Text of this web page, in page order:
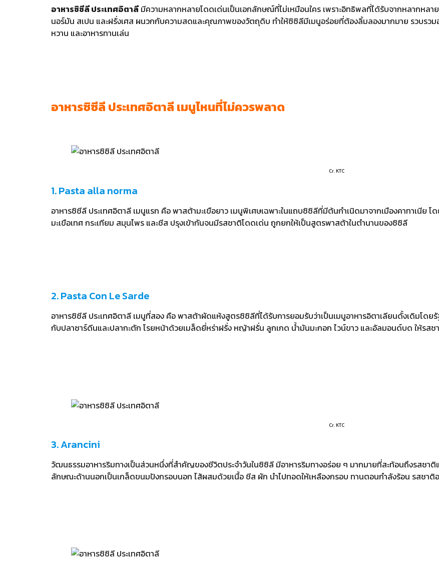
อาหารซิซีลี ประเทศอิตาลี มีความหลากหลายโดดเด่นเป็นเอกลักษณ์ที่ไม่เหมือนใคร เพราะอิทธิพลที่ได้รับจากหลากหล
นอร์มัน สเปน และฝรั่งเศส ผนวกกับความสดและคุณภาพของวัตถุดิบ ทำให้ซิซิลีมีเมนูอร่อยที่ต้องลิ้มลองมากมาย รวบรว
หวาน และอาหารทานเล่น
อาหารซิซีลี ประเทศอิตาลี เมนูไหนที่ไม่ควรพลาด
Cr. KTC
1. Pasta alla norma
อาหารซิซีลี ประเทศอิตาลี เมนูแรก คือ พาสต้ามะเขือยาว เมนูพิเศษเฉพาะในแถบซิซิลีที่มีต้นกำเนิดมาจากเมืองคาทาเนีย
มะเขือเทศ กระเทียม สมุนไพร และชีส ปรุงเข้ากันจนมีรสชาติโดดเด่น ถูกยกให้เป็นสูตรพาสต้าในตำนานของซิซิลี
2. Pasta Con Le Sarde
อาหารซิซีลี ประเทศอิตาลี เมนูที่สอง คือ พาสต้าผัดแห้งสูตรซิซิลีที่ได้รับการยอมรับว่าเป็นเมนูอาหารอิตาเลียนดั้งเดิมโ
กับปลาซาร์ดีนและปลากะตัก โรยหน้าด้วยเมล็ดยี่หร่าฝรั่ง หญ้าฝรั่น ลูกเกด น้ำมันมะกอก ไวน์ขาว และอัลมอนด์บด ให้รส
Cr. KTC
3. Arancini
วัฒนธรรมอาหารริมทางเป็นส่วนหนึ่งที่สำคัญของชีวิตประจำวันในซิซิลี มีอาหารริมทางอร่อย ๆ มากมายที่สะท้อนถึงรสช
ลักษณะด้านนอกเป็นเกล็ดขนมปังกรอบนอก ไส้ผสมด้วยเนื้อ ชีส ผัก นำไปทอดให้เหลืองกรอบ ทานตอนกำลังร้อน รสชาติ